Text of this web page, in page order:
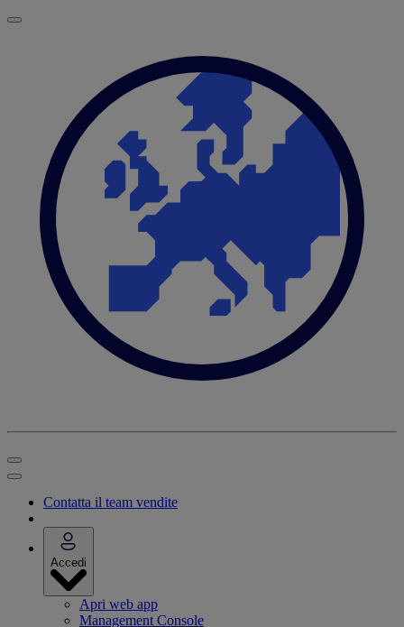
Contatta il team vendite
Accedi
Apri web app
Management Console